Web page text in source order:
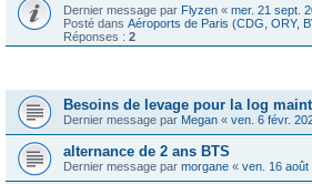
Dernier message par Flyzen « mer. 21 sept.
Posté dans Aéroports de Paris (CDG, ORY,
Réponses : 2
Besoins de levage pour la log
Dernier message par Megan « ven. 6 févr.
alternance de 2 ans BTS
Dernier message par morgane « ven. 16 août